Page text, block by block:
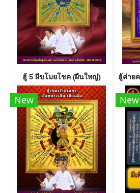
ฮู้ 5 ผีขโมยโชค (ผืนใหญ่)
New New